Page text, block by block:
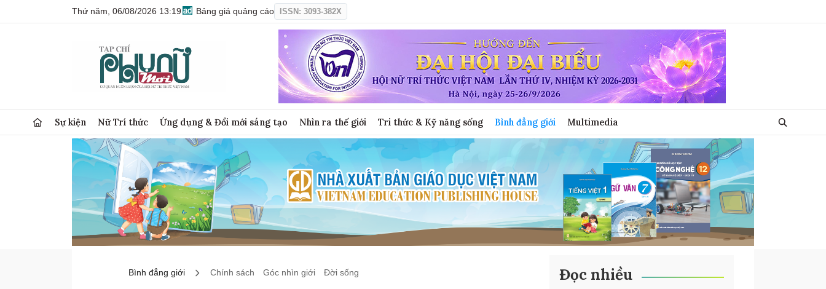
Thứ năm, 06/08/2026 13:19 Bảng giá quảng cáo ISSN: 3093-382X
Sự kiện Nữ Trí thức Ứng dụng & Đổi mới sáng tạo Nhìn ra thế giới Tri thức & Kỹ năng sống Bình đẳng giới Multimedia
Bình đẳng giới Chính sách Góc nhìn giới Đời sống Đọc nhiều